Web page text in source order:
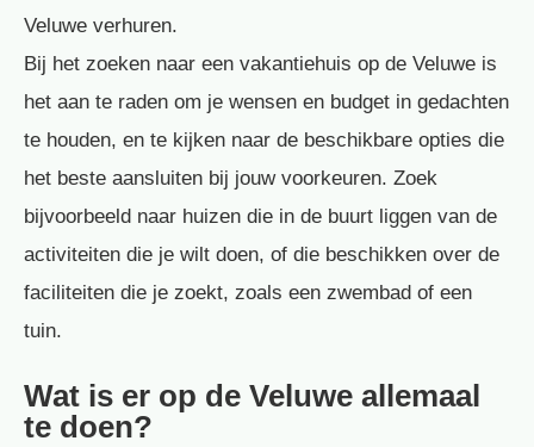
Veluwe verhuren.
Bij het zoeken naar een vakantiehuis op de Veluwe is
het aan te raden om je wensen en budget in gedachten
te houden, en te kijken naar de beschikbare opties die
het beste aansluiten bij jouw voorkeuren. Zoek
bijvoorbeeld naar huizen die in de buurt liggen van de
activiteiten die je wilt doen, of die beschikken over de
faciliteiten die je zoekt, zoals een zwembad of een
tuin.
Wat is er op de Veluwe allemaal
te doen?